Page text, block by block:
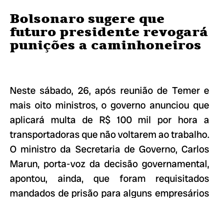
Bolsonaro sugere que
futuro presidente revogará
punições a caminhoneiros
Neste sábado, 26, após reunião de Temer e
mais oito ministros, o governo anunciou que
aplicará multa de R$ 100 mil por hora a
transportadoras que não voltarem ao trabalho.
O ministro da Secretaria de Governo, Carlos
Marun, porta-voz da decisão governamental,
apontou, ainda, que foram requisitados
mandados de prisão para alguns empresários